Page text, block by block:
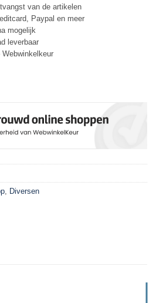
van de artikelen
Paypal en meer
mogelijk
leverbaar
Diversen